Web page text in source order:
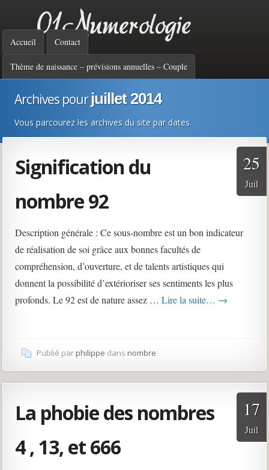
01 Numérologie :
analyse par les
nombres de votre
personnalité, votre
destinée, vos forces et
faiblesses
Menu principal
Accueil Contact
Thème de naissance – prévisions annuelles – Couple
Archives pourjuillet 2014
Vous parcourez les archives du site par dates.
Signification du
nombre 92
25
Juil
Description générale : Ce sous-nombre est un bon indicateur
de réalisation de soi grâce aux bonnes facultés de
compréhension, d’ouverture, et de talents artistiques qui
donnent la possibilité d’extérioriser ses sentiments les plus
profonds. Le 92 est de nature assez …Lire la suite… →
Publié parphilippe dansnombre
La phobie des nombres
4 , 13, et 666
17
Juil